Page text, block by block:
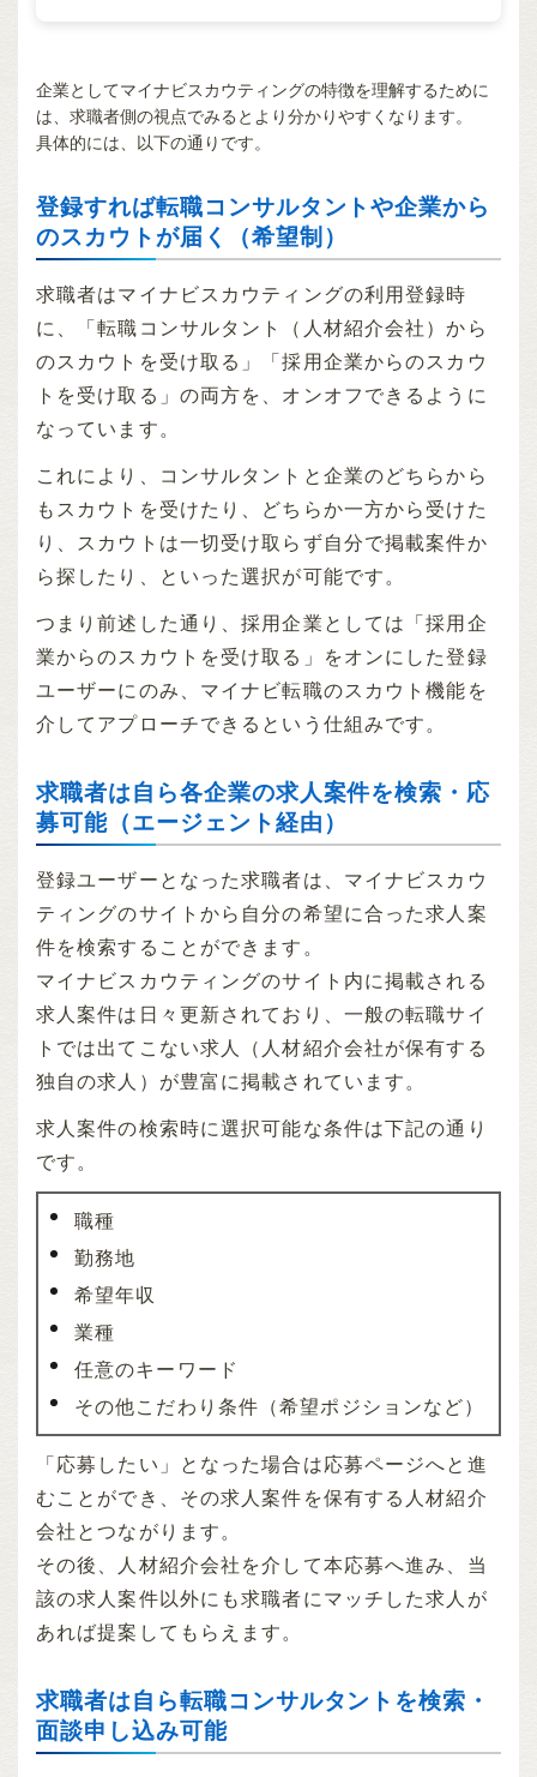
企業としてマイナビスカウティングの特徴を理解するために
は、求職者側の視点でみるとより分かりやすくなります。
具体的には、以下の通りです。
登録すれば転職コンサルタントや企業から
のスカウトが届く（希望制）
求職者はマイナビスカウティングの利用登録時
に、「転職コンサルタント（人材紹介会社）から
のスカウトを受け取る」「採用企業からのスカウ
トを受け取る」の両方を、オンオフできるように
なっています。
これにより、コンサルタントと企業のどちらから
もスカウトを受けたり、どちらか一方から受けた
り、スカウトは一切受け取らず自分で掲載案件か
ら探したり、といった選択が可能です。
つまり前述した通り、採用企業としては「採用企
業からのスカウトを受け取る」をオンにした登録
ユーザーにのみ、マイナビ転職のスカウト機能を
介してアプローチできるという仕組みです。
求職者は自ら各企業の求人案件を検索・応
募可能（エージェント経由）
登録ユーザーとなった求職者は、マイナビスカウ
ティングのサイトから自分の希望に合った求人案
件を検索することができます。
マイナビスカウティングのサイト内に掲載される
求人案件は日々更新されており、一般の転職サイ
トでは出てこない求人（人材紹介会社が保有する
独自の求人）が豊富に掲載されています。
求人案件の検索時に選択可能な条件は下記の通り
です。
職種
勤務地
希望年収
業種
任意のキーワード
その他こだわり条件（希望ポジションなど）
「応募したい」となった場合は応募ページへと進
むことができ、その求人案件を保有する人材紹介
会社とつながります。
その後、人材紹介会社を介して本応募へ進み、当
該の求人案件以外にも求職者にマッチした求人が
あれば提案してもらえます。
求職者は自ら転職コンサルタントを検索・
面談申し込み可能